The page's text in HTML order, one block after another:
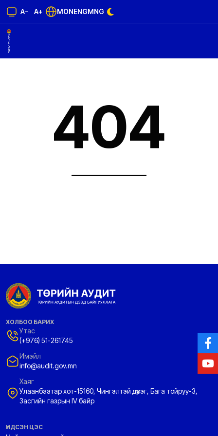
A- A+ MONENGMNG
404
______________
ХОЛБОО БАРИХ
Утас
(+976) 51-261745
Имэйл
info@audit.gov.mn
Хаяг
Улаанбаатар хот-15160, Чингэлтэй дүүрэг, Бага тойруу-3,
Засгийн газрын IV байр
ҮНДСЭН ЦЭС